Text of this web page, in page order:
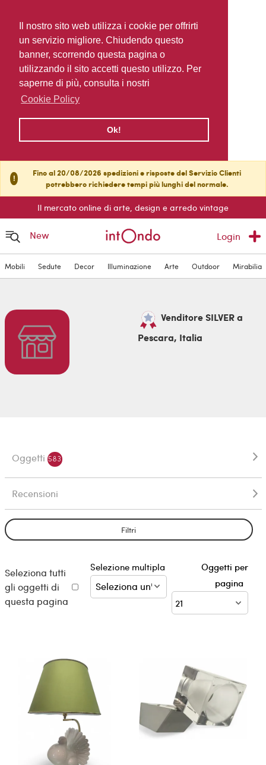
Il nostro sito web utilizza i cookie per offrirti
un servizio migliore. Chiudendo questo
banner, scorrendo questa pagina o
utilizzando il sito accetti questo utilizzo. Per
saperne di più, consulta i nostri
Cookie Policy
Ok!
!
Fino al 20/08/2026 spedizioni e risposte del Servizio Clienti
potrebbero richiedere tempi più lunghi del normale.
Il mercato online di arte, design e arredo vintage
New Login
Mobili Sedute Decor Illuminazione Arte Outdoor Mirabilia
Venditore SILVER a
Pescara, Italia
Oggetti 583
Recensioni
Filtri
Seleziona tutti
gli oggetti di
questa pagina
Selezione multipla
Oggetti per
pagina